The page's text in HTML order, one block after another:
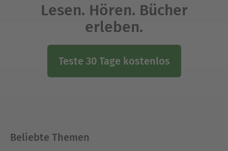
Lesen. Hören. Bücher
erleben.
Teste 30 Tage kostenlos
Beliebte Themen